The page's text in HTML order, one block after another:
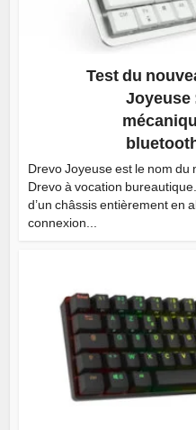
Test du
Joyeuse
Drevo Joyeuse est le nom
Drevo à vocation
d’un châssis entièrement en
connexion...